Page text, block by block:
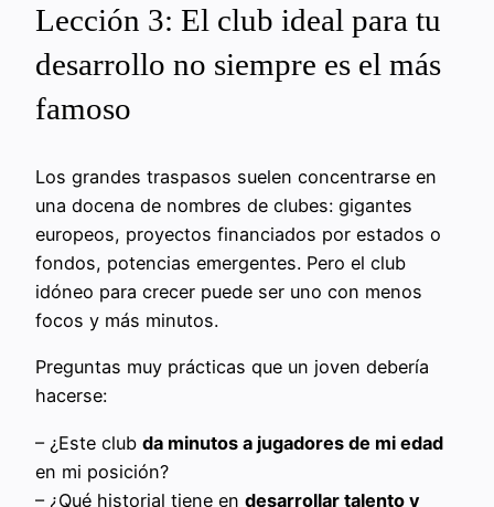
Lección 3: El club ideal para tu
desarrollo no siempre es el más
famoso
Los grandes traspasos suelen concentrarse en
una docena de nombres de clubes: gigantes
europeos, proyectos financiados por estados o
fondos, potencias emergentes. Pero el club
idóneo para crecer puede ser uno con menos
focos y más minutos.
Preguntas muy prácticas que un joven debería
hacerse:
– ¿Este club da minutos a jugadores de mi edad
en mi posición?
– ¿Qué historial tiene en desarrollar talento y